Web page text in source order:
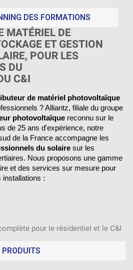
DES FORMATIONS
MATÉRIEL DE
ET GESTION
POUR LES
DU
C&I
de matériel photovoltaïque
? Alliantz, filiale du groupe
photovoltaïque reconnu sur le
de 25 ans d'expérience, notre
de la France accompagne les
du solaire sur les
Nous proposons une gamme
et des services sur mesure pour
:
pour le résidentiel et le C&I
PRODUITS